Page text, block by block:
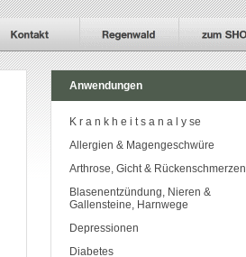
Anwendungen
K r a n k h e i t s a n a l y se
Allergien & Magengeschwüre
Arthrose, Gicht & Rückenschmerzen
Blasenentzündung, Nieren &
Gallensteine, Harnwege
Depressionen
Diabetes